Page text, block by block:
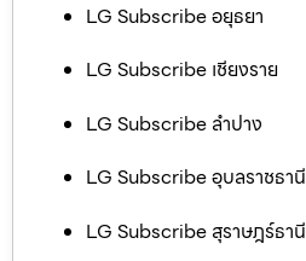
LG Subscribe อยุธยา
LG Subscribe เชียงราย
LG Subscribe ลำปาง
LG Subscribe อุบลราชธานี
LG Subscribe สุราษฎร์ธานี